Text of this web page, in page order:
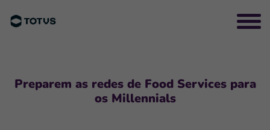
Preparem as redes de Food Services para
os Millennials